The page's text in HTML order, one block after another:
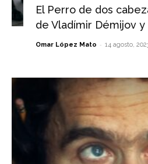
El Perro de dos
de Vladímir Démijov
Omar López Mato - 14 agosto,